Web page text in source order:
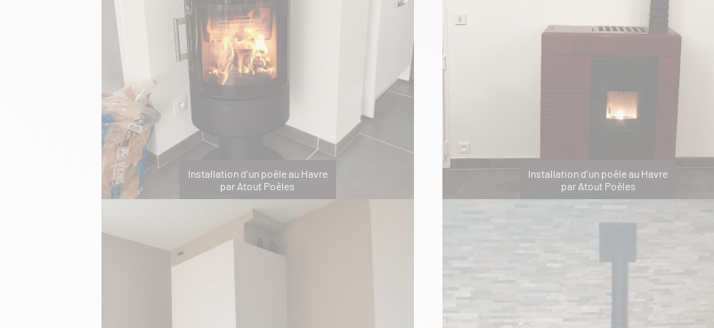
Installation d'un poêle au Havre
par Atout Poêles
Installation d'un poêle au Havre
par Atout Poêles